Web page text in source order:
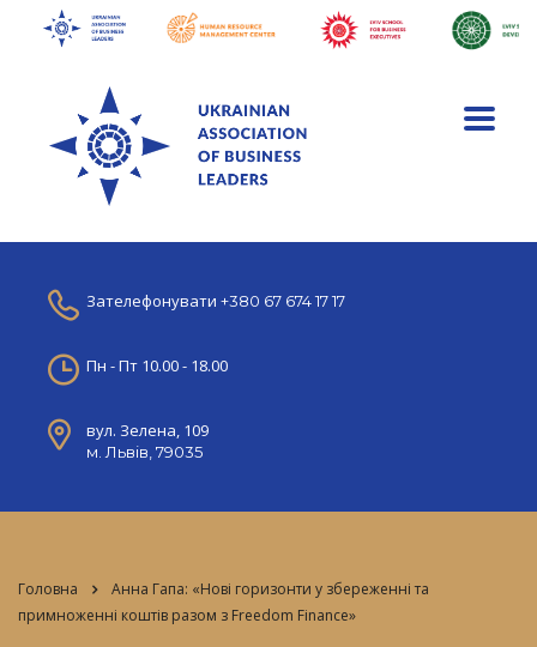
Зателефонувати +380 67 674 17 17
Пн - Пт 10.00 - 18.00
вул. Зелена, 109
м. Львів, 79035
Головна
Анна Гапа: «Нові горизонти у збереженні та
примноженні коштів разом з Freedom Finance»